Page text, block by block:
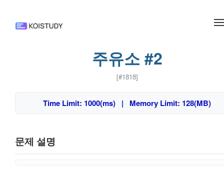
주유소 #2
[#1818]
Time Limit: 1000(ms) | Memory Limit: 128(MB)
문제 설명